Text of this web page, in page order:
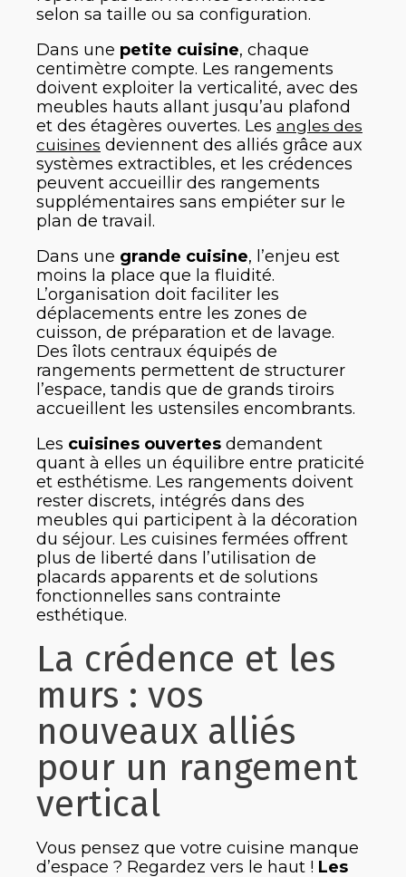
selon sa taille ou sa configuration.
Dans une petite cuisine, chaque
centimètre compte. Les rangements
doivent exploiter la verticalité, avec des
meubles hauts allant jusqu’au plafond
et des étagères ouvertes. Les angles des
cuisines deviennent des alliés grâce aux
systèmes extractibles, et les crédences
peuvent accueillir des rangements
supplémentaires sans empiéter sur le
plan de travail.
Dans une grande cuisine, l’enjeu est
moins la place que la fluidité.
L’organisation doit faciliter les
déplacements entre les zones de
cuisson, de préparation et de lavage.
Des îlots centraux équipés de
rangements permettent de structurer
l’espace, tandis que de grands tiroirs
accueillent les ustensiles encombrants.
Les cuisines ouvertes demandent
quant à elles un équilibre entre praticité
et esthétisme. Les rangements doivent
rester discrets, intégrés dans des
meubles qui participent à la décoration
du séjour. Les cuisines fermées offrent
plus de liberté dans l’utilisation de
placards apparents et de solutions
fonctionnelles sans contrainte
esthétique.
La crédence et les
murs : vos
nouveaux alliés
pour un rangement
vertical
Vous pensez que votre cuisine manque
d’espace ? Regardez vers le haut ! Les